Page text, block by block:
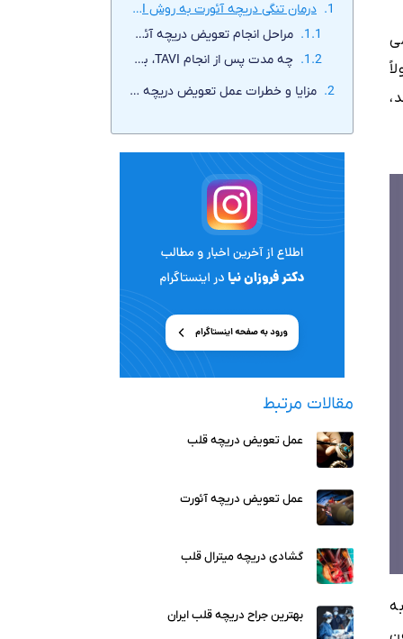
درمان تنگی دریچه آئورت به روش TAVI
مراحل انجام تعویض دریچه آئورت به روش TAVI
چه مدت پس از انجام TAVI، بهبودی حاصل میشود؟
مزایا و خطرات عمل تعویض دریچه آئورت به روش TAVI
مقالات مرتبط
عمل تعویض دریچه قلب
عمل تعویض دریچه آئورت
گشادی دریچه میترال قلب
بهترین جراح دریچه قلب ایران